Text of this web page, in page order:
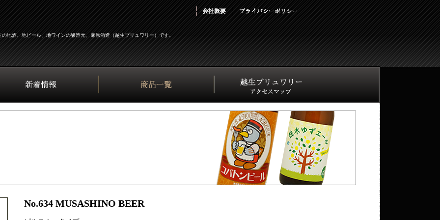
の地酒、地ビール、地ワインの醸造元、麻原酒造（越生ブリュワリー）です。
No.634 MUSASHINO BEER